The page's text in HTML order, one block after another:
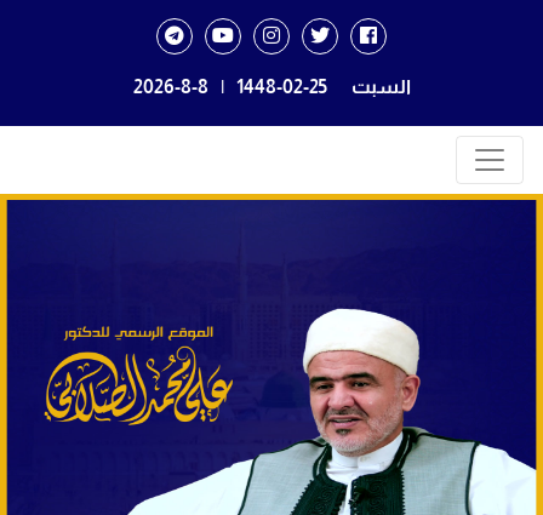
السبت 1448-02-25
|
2026-8-8